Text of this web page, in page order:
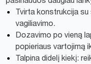
Tvirta konstrukcija su
vagiliavimo.
Dozavimo po vieną
popieriaus vartojimą
Talpina didelį kiekį: